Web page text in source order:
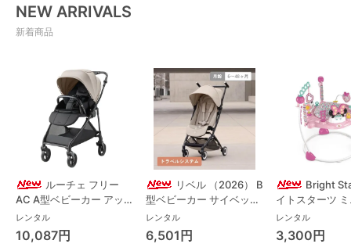
NEW ARRIVALS
新着商品
ルーチェ フリー
AC A型ベビーカー アッ
プリカ(Aprica) A型ベビ
ーカー アップリカ
(Aprica)
レンタル
10,087円
リベル （2026） B
型ベビーカー サイベック
ス(cybex)
レンタル
6,501円
Bright
イトスターツ
ス フォーエバ
レンド ジャン
パルー キッズ
レンタル
3,300円